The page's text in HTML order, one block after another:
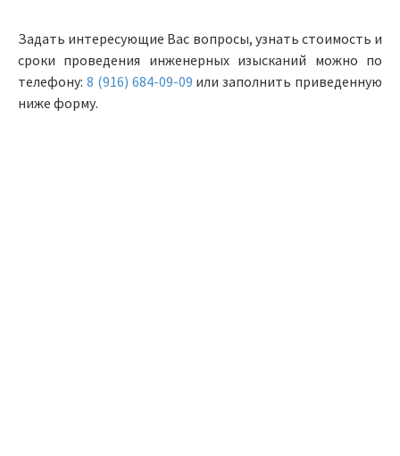
Задать интересующие Вас вопросы, узнать стоимость и
сроки проведения инженерных изысканий можно по
телефону: 8 (916) 684-09-09 или заполнить приведенную
ниже форму.